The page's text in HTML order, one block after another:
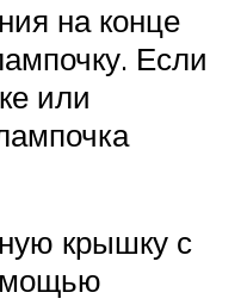
на конце
Если
или
крышку с